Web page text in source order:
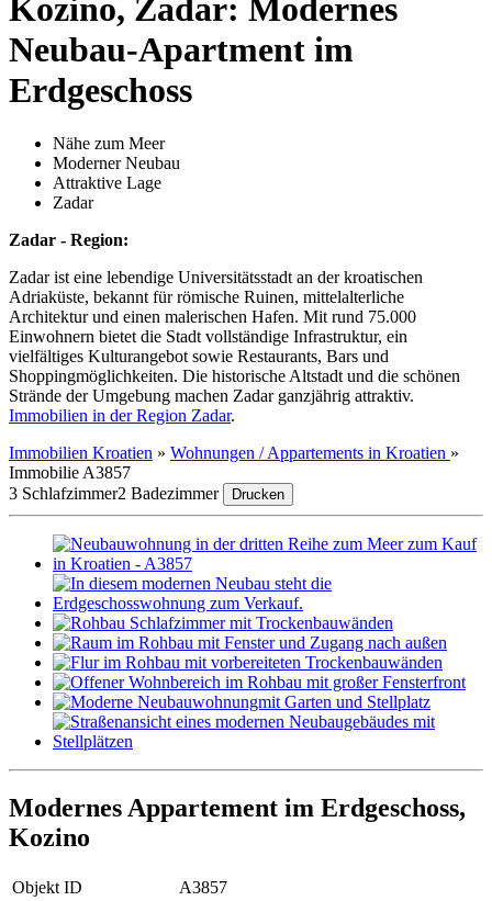
Kozino, Zadar: Modernes
Neubau-Apartment im
Erdgeschoss
Nähe zum Meer
Moderner Neubau
Attraktive Lage
Zadar
Zadar - Region:
Zadar ist eine lebendige Universitätsstadt an der kroatischen
Adriaküste, bekannt für römische Ruinen, mittelalterliche
Architektur und einen malerischen Hafen. Mit rund 75.000
Einwohnern bietet die Stadt vollständige Infrastruktur, ein
vielfältiges Kulturangebot sowie Restaurants, Bars und
Shoppingmöglichkeiten. Die historische Altstadt und die schönen
Strände der Umgebung machen Zadar ganzjährig attraktiv.
Immobilien in der Region Zadar.
Immobilien Kroatien » Wohnungen / Appartements in Kroatien »
Immobilie A3857
3 Schlafzimmer2 Badezimmer Drucken
Modernes Appartement im Erdgeschoss,
Kozino
Objekt ID
A3857